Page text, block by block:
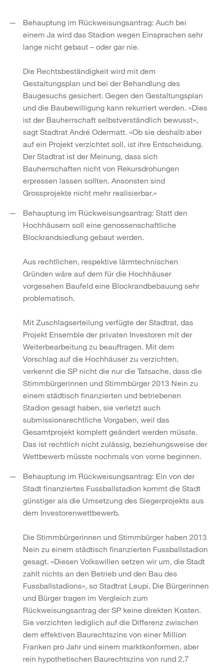
Behauptung im Rückweisungsantrag: Auch bei
einem Ja wird das Stadion wegen Einsprachen sehr
lange nicht gebaut – oder gar nie.
Die Rechtsbeständigkeit wird mit dem
Gestaltungsplan und bei der Behandlung des
Baugesuchs gesichert. Gegen den Gestaltungsplan
und die Baubewilligung kann rekurriert werden. «Dies
ist der Bauherrschaft selbstverständlich bewusst»,
sagt Stadtrat André Odermatt. «Ob sie deshalb aber
auf ein Projekt verzichtet soll, ist ihre Entscheidung.
Der Stadtrat ist der Meinung, dass sich
Bauherrschaften nicht von Rekursdrohungen
erpressen lassen sollten. Ansonsten sind
Grossprojekte nicht mehr realisierbar.»
Behauptung im Rückweisungsantrag: Statt den
Hochhäusern soll eine genossenschaftliche
Blockrandsiedlung gebaut werden.
Aus rechtlichen, respektive lärmtechnischen
Gründen wäre auf dem für die Hochhäuser
vorgesehen Baufeld eine Blockrandbebauung sehr
problematisch.
Mit Zuschlagserteilung verfügte der Stadtrat, das
Projekt Ensemble der privaten Investoren mit der
Weiterbearbeitung zu beauftragen. Mit dem
Vorschlag auf die Hochhäuser zu verzichten,
verkennt die SP nicht die nur die Tatsache, dass die
Stimmbürgerinnen und Stimmbürger 2013 Nein zu
einem städtisch finanzierten und betriebenen
Stadion gesagt haben, sie verletzt auch
submissionsrechtliche Vorgaben, weil das
Gesamtprojekt komplett geändert werden müsste.
Das ist rechtlich nicht zulässig, beziehungsweise der
Wettbewerb müsste nochmals von vorne beginnen.
Behauptung im Rückweisungsantrag: Ein von der
Stadt finanziertes Fussballstadion kommt die Stadt
günstiger als die Umsetzung des Siegerprojekts aus
dem Investorenwettbewerb.
Die Stimmbürgerinnen und Stimmbürger haben 2013
Nein zu einem städtisch finanzierten Fussballstadion
gesagt. «Diesen Volkswillen setzen wir um, die Stadt
zahlt nichts an den Betrieb und den Bau des
Fussballstadions», so Stadtrat Leupi. Die Bürgerinnen
und Bürger tragen im Vergleich zum
Rückweisungsantrag der SP keine direkten Kosten.
Sie verzichten lediglich auf die Differenz zwischen
dem effektiven Baurechtszins von einer Million
Franken pro Jahr und einem marktkonformen, aber
rein hypothetischen Baurechtszins von rund 2,7